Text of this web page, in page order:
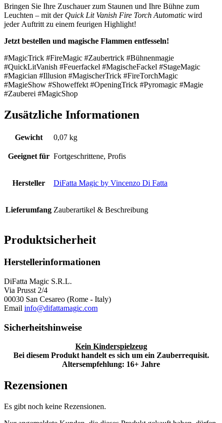
Bringen Sie Ihre Zuschauer zum Staunen und Ihre Bühne zum
Leuchten – mit der Quick Lit Vanish Fire Torch Automatic wird
jeder Auftritt zu einem feurigen Highlight!
Jetzt bestellen und magische Flammen entfesseln!
#MagicTrick #FireMagic #Zaubertrick #Bühnenmagie
#QuickLitVanish #Feuerfackel #MagischeFackel #StageMagic
#Magician #Illusion #MagischerTrick #FireTorchMagic
#MagieShow #Showeffekt #OpeningTrick #Pyromagic #Magie
#Zauberei #MagicShop
Zusätzliche Informationen
Gewicht 0,07 kg
Geeignet für Fortgeschrittene, Profis
Hersteller DiFatta Magic by Vincenzo Di Fatta
Lieferumfang Zauberartikel & Beschreibung
Produktsicherheit
Herstellerinformationen
DiFatta Magic S.R.L.
Via Prusst 2/4
00030 San Cesareo (Rome - Italy)
Email info@difattamagic.com
Sicherheitshinweise
Kein Kinderspielzeug
Bei diesem Produkt handelt es sich um ein Zauberrequisit.
Altersempfehlung: 16+ Jahre
Rezensionen
Es gibt noch keine Rezensionen.